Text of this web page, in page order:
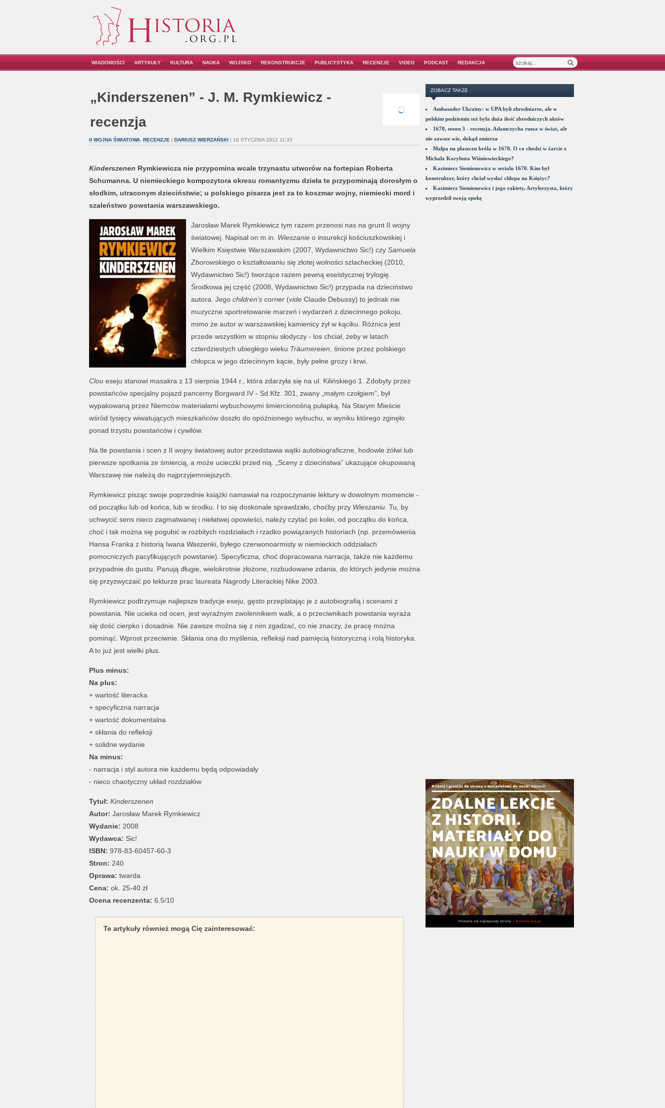
WIADOMOŚCI ARTYKUŁY KULTURA NAUKA WOJSKO REKONSTRUKCJE PUBLICYSTYKA RECENZJE VIDEO PODCAST REDAKCJA
„Kinderszenen” - J. M. Rymkiewicz -
recenzja
II WOJNA ŚWIATOWA, RECENZJE | DARIUSZ WIERZAŃSKI| 18 STYCZNIA 2012 11:33
Kinderszenen Rymkiewicza nie przypomina wcale trzynastu utworów na fortepian Roberta
Schumanna. U niemieckiego kompozytora okresu romantyzmu dzieła te przypominają dorosłym o
słodkim, utraconym dzieciństwie; u polskiego pisarza jest za to koszmar wojny, niemiecki mord i
szaleństwo powstania warszawskiego.
Jarosław Marek Rymkiewicz tym razem przenosi nas na grunt II wojny
światowej. Napisał on m.in. Wieszanieo insurekcji kościuszkowskiej i
Wielkim Księstwie Warszawskim (2007, Wydawnictwo Sic!) czy Samuela
Zborowskiegoo kształtowaniu się złotej wolności szlacheckiej (2010,
Wydawnictwo Sic!) tworzące razem pewną eseistycznej trylogię.
Środkowa jej część (2008, Wydawnictwo Sic!) przypada na dzieciństwo
autora. Jego children’s corner(videClaude Debussy) to jednak nie
muzyczne sportretowanie marzeń i wydarzeń z dziecinnego pokoju,
mimo że autor w warszawskiej kamienicy żył w kąciku. Różnica jest
przede wszystkim w stopniu słodyczy - los chciał, żeby w latach
czterdziestych ubiegłego wieku Träumereien , śnione przez polskiego
chłopca w jego dziecinnym kącie, były pełne grozy i krwi.
Cloueseju stanowi masakra z 13 sierpnia 1944 r., która zdarzyła się na ul. Kilińskiego 1. Zdobyty przez
powstańców specjalny pojazd pancerny Borgward IV - Sd.Kfz. 301, zwany „małym czołgiem”, był
wypakowaną przez Niemców materiałami wybuchowymi śmiercionośną pułapką. Na Starym Mieście
wśród tysięcy wiwatujących mieszkańców doszło do opóźnionego wybuchu, w wyniku którego zginęło
ponad trzystu powstańców i cywilów.
Na tle powstania i scen z II wojny światowej autor przedstawia wątki autobiograficzne, hodowle żółwi lub
pierwsze spotkania ze śmiercią, a może ucieczki przed nią. „Sceny z dzieciństwa” ukazujące okupowaną
Warszawę nie należą do najprzyjemniejszych.
Rymkiewicz pisząc swoje poprzednie książki namawiał na rozpoczynanie lektury w dowolnym momencie -
od początku lub od końca, lub w środku. I to się doskonale sprawdzało, choćby przy Wieszaniu. Tu, by
uchwycić sens nieco zagmatwanej i niełatwej opowieści, należy czytać po kolei, od początku do końca,
choć i tak można się pogubić w rozbitych rozdziałach i rzadko powiązanych historiach (np. przemówienia
Hansa Franka z historią Iwana Waszenki, byłego czerwonoarmisty w niemieckich oddziałach
pomocniczych pacyfikujących powstanie). Specyficzna, choć dopracowana narracja, także nie każdemu
przypadnie do gustu. Panują długie, wielokrotnie złożone, rozbudowane zdania, do których jedynie można
się przyzwyczaić po lekturze prac laureata Nagrody Literackiej Nike 2003.
Rymkiewicz podtrzymuje najlepsze tradycje eseju, gęsto przeplatając je z autobiografią i scenami z
powstania. Nie ucieka od ocen, jest wyraźnym zwolennikiem walk, a o przeciwnikach powstania wyraża
się dość cierpko i dosadnie. Nie zawsze można się z nim zgadzać, co nie znaczy, że pracę można
pominąć. Wprost przeciwnie. Skłania ona do myślenia, refleksji nad pamięcią historyczną i rolą historyka.
A to już jest wielki plus.
Plus minus:
Na plus:
+ wartość literacka
+ specyficzna narracja
+ wartość dokumentalna
+ skłania do refleksji
+ solidne wydanie
Na minus:
- narracja i styl autora nie każdemu będą odpowiadały
- nieco chaotyczny układ rozdziałów
Tytuł: Kinderszenen
Autor: Jarosław Marek Rymkiewicz
Wydanie: 2008
Wydawca: Sic!
ISBN: 978-83-60457-60-3
Stron: 240
Oprawa: twarda
Cena: ok. 25-40 zł
Ocena recenzenta: 6.5/10
Te artykuły również mogą Cię zainteresować:
ZOBACZ TAKŻE
Ambasador Ukrainy: w UPA byli zbrodniarze, ale w
polskim podziemiu też była duża ilość zbrodniczych aktów
1670, sezon 3 - recenzja. Adamczycha rusza w świat, ale
nie zawsze wie, dokąd zmierza
Małpa na płaszczu króla w 1670. O co chodzi w żarcie z
Michała Korybuta Wiśniowieckiego?
Kazimierz Siemienowicz w serialu 1670. Kim był
konstruktor, który chciał wysłać chłopa na Księżyc?
Kazimierz Siemienowicz i jego rakiety. Artylerzysta, który
wyprzedził swoją epokę